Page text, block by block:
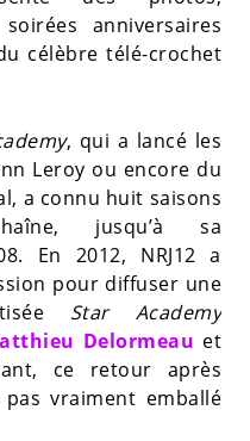
anniversaires
célèbre télé-crochet
, qui a lancé les
Leroy ou encore du
a connu huit saisons
jusqu’à sa
En 2012, NRJ12 a
pour diffuser une
Star Academy
Delormeau et
ce retour après
pas vraiment emballé